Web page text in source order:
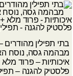
בתי תפילין מהודרים
מבהמה גסה, נוסח
איכותיות – פרוד
פלסטיק להגנה –